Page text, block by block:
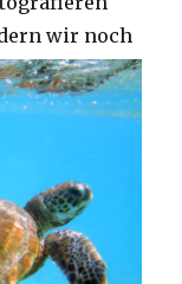
wir noch